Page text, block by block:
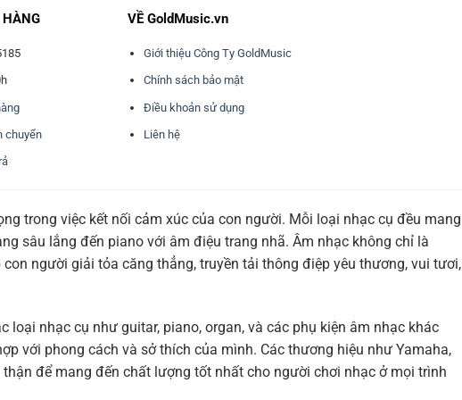
chuyển
VỀ GoldMusic.vn
Giới thiệu Công Ty GoldMusic
Chính sách bảo mật
Điều khoản sử dụng
Liên hệ
trong việc kết nối cảm xúc của con người. Mỗi loại nhạc cụ đều mang
sâu lắng đến piano với âm điệu trang nhã. Âm nhạc không chỉ là
người giải tỏa căng thẳng, truyền tải thông điệp yêu thương, vui tươi,
loại nhạc cụ như guitar, piano, organ, và các phụ kiện âm nhạc khác
với phong cách và sở thích của mình. Các thương hiệu như Yamaha,
thận để mang đến chất lượng tốt nhất cho người chơi nhạc ở mọi trình